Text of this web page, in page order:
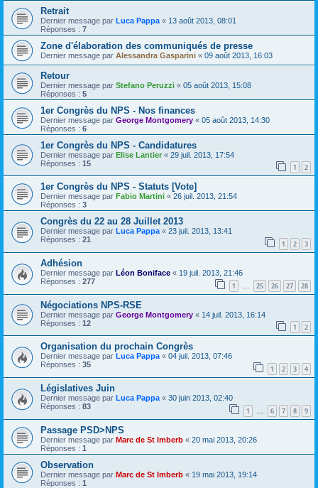
Retrait
Dernier message par Luca Pappa « 13 août 2013, 08:01
Réponses : 7
Zone d'élaboration des communiqués de presse
Dernier message par Alessandra Gasparini « 09 août 2013, 16:03
Retour
Dernier message par Stefano Peruzzi « 05 août 2013, 15:08
Réponses : 5
1er Congrès du NPS - Nos finances
Dernier message par George Montgomery « 05 août 2013, 14:30
Réponses : 6
1er Congrès du NPS - Candidatures
Dernier message par Elise Lantier « 29 juil. 2013, 17:54
Réponses : 15 1 2
1er Congrès du NPS - Statuts [Vote]
Dernier message par Fabio Martini « 26 juil. 2013, 21:54
Réponses : 3
Congrès du 22 au 28 Juillet 2013
Dernier message par Luca Pappa« 23 juil. 2013, 13:41
Réponses : 21 1 2 3
Adhésion
Dernier message par Léon Boniface « 19 juil. 2013, 21:46
Réponses : 277 1 … 25 26 27 28
Négociations NPS-RSE
Dernier message par George Montgomery « 14 juil. 2013, 16:14
Réponses : 12 1 2
Organisation du prochain Congrès
Dernier message par Luca Pappa« 04 juil. 2013, 07:46
Réponses : 35 1 2 3 4
Législatives Juin
Dernier message par Luca Pappa « 30 juin 2013, 02:40
Réponses : 83 1 … 6 7 8 9
Passage PSD>NPS
Dernier message par Marc de St Imberb « 20 mai 2013, 20:26
Réponses : 1
Observation
Dernier message par Marc de St Imberb « 19 mai 2013, 19:14
Réponses : 1